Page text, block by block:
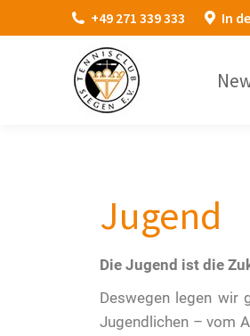
+49 271 339 333 In
Jugend
Die Jugend ist die
Deswegen legen wir
Jugendlichen – vom